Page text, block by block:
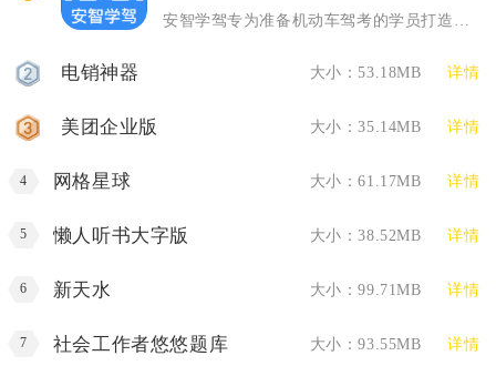
安智学驾专为准备机动车驾考的学员打造一站式线上学车工具，覆盖...
2 电销神器 大小：53.18MB 详情
3 美团企业版 大小：35.14MB 详情
4 网格星球 大小：61.17MB 详情
5 懒人听书大字版 大小：38.52MB 详情
6 新天水 大小：99.71MB 详情
7 社会工作者悠悠题库 大小：93.55MB 详情